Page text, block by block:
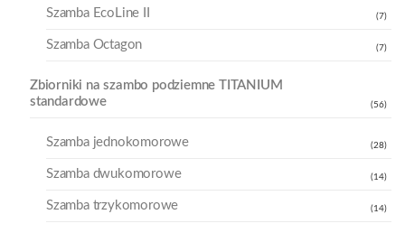
Szamba EcoLine II (7)
Szamba Octagon (7)
Zbiorniki na szambo podziemne TITANIUM
standardowe
(56)
Szamba jednokomorowe (28)
Szamba dwukomorowe (14)
Szamba trzykomorowe (14)